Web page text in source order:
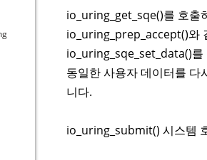
io_uring_get_sqe()를 호출
io_uring_prep_accept()와
io_uring_sqe_set_data()
동일한 사용자 데이터를
니다.
io_uring_submit() 시스템